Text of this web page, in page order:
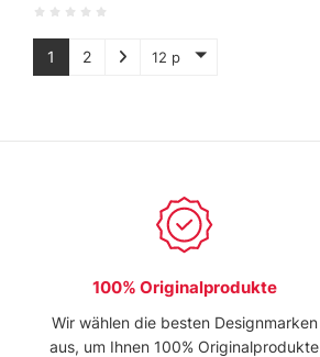
1 2 12 p
100% Originalprodukte
Wir wählen die besten Designmarken
aus, um Ihnen 100% Originalprodukte